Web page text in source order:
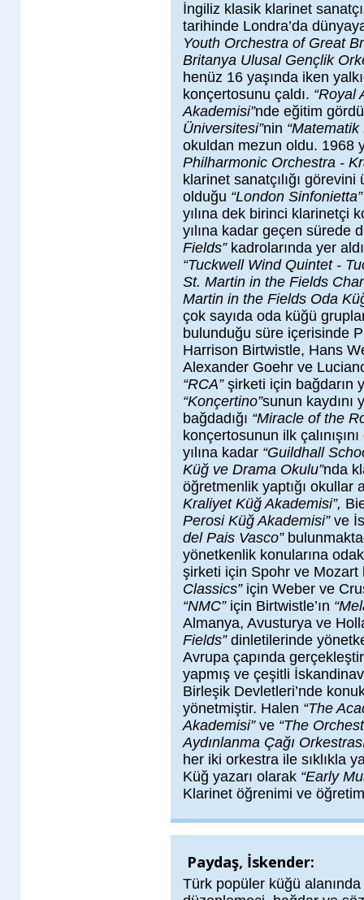
İngiliz klasik klarinet
tarihinde Londra’da
Youth Orchestra of Great
Britanya Ulusal Gençlik
henüz 16 yaşında iken
konçertosunu çaldı. “Royal
Akademisi”nde eğitim
Üniversitesi”nin “Matematik
okuldan mezun oldu. 1968
Philharmonic Orchestra -
klarinet sanatçılığı
olduğu “London
yılına dek birinci klarinetçi
yılına kadar geçen sürede
Fields” kadrolarında yer
“Tuckwell Wind Quintet -
St. Martin in the Fields
Martin in the Fields Oda
çok sayıda oda küğü
bulunduğu süre içerisinde
Harrison Birtwistle, Hans
Alexander Goehr ve
“RCA” şirketi için bağdarın
“Konçertino”sunun kaydını
bağdadığı “Miracle of the
konçertosunun ilk
yılına kadar “Guildhall
Küğ ve Drama Okulu”nda
öğretmenlik yaptığı okullar
Kraliyet Küğ Akademisi”,
Perosi Küğ Akademisi” ve
del Pais Vasco”
yönetkenlik konularına
şirketi için Spohr ve Mozart
Classics” için Weber ve
“NMC” için Birtwistle’ın
Almanya, Avusturya ve
Fields” dinletilerinde
Avrupa çapında
yapmış ve çeşitli
Birleşik Devletleri’nde
yönetmiştir. Halen “The
Akademisi” ve “The
Aydınlanma Çağı
her iki orkestra ile sıklıkla
Küğ yazarı olarak “Early
Klarinet öğrenimi ve
Paydaş, İskender:
Türk popüler küğü